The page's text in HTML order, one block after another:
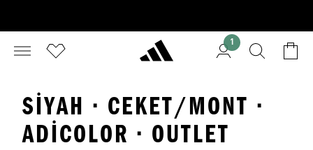
1
SIYAH · CEKET/MONT ·
ADICOLOR · OUTLET